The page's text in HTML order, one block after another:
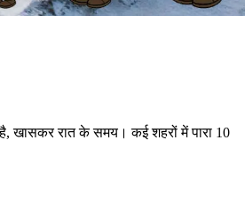
खासकर रात के समय। कई शहरों में पारा 10